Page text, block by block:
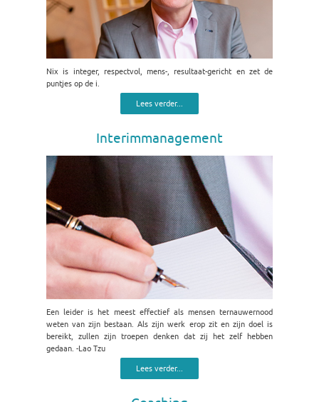
Nix is integer, respectvol, mens-, resultaat-gericht en zet de
puntjes op de i.
Lees verder...
Interimmanagement
Een leider is het meest effectief als mensen ternauwernood
weten van zijn bestaan. Als zijn werk erop zit en zijn doel is
bereikt, zullen zijn troepen denken dat zij het zelf hebben
gedaan. -Lao Tzu
Lees verder...